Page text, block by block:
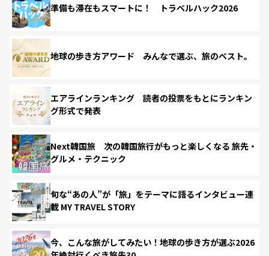
準備も滞在もスマートに！ トラベルハック2026
地球の歩き方アワード みんなで選ぶ、旅のベスト。
エアラインランキング 読者の投票をもとにランキン
グ形式で発表
Next韓国旅 次の韓国旅行がもっと楽しくなる 旅先・
グルメ・テクニック
旬な“あの人”が「旅」をテーマに語るインタビュー連
載 MY TRAVEL STORY
今、こんな旅がしてみたい！地球の歩き方が選ぶ2026